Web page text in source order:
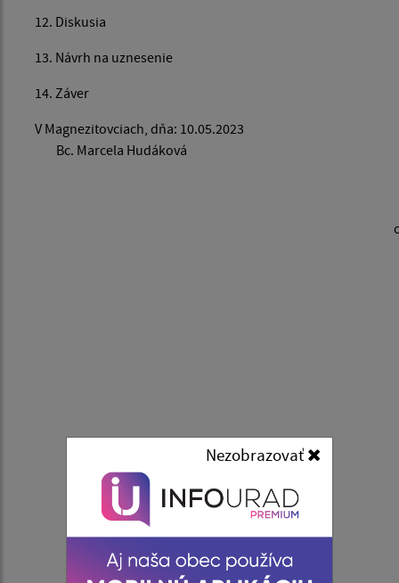
Nezobrazovať
12. Diskusia
13. Návrh na uznesenie
14. Záver
V Magnezitovciach, dňa: 10.05.2023
Bc. Marcela Hudáková